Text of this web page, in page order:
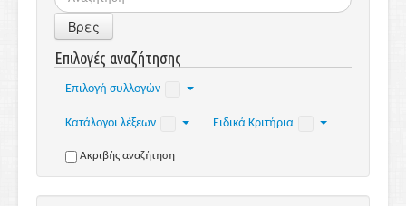
Βρες
Επιλογές αναζήτησης
Επιλογή συλλογών
Κατάλογοι λέξεων Ειδικά Κριτήρια
Ακριβής αναζήτηση